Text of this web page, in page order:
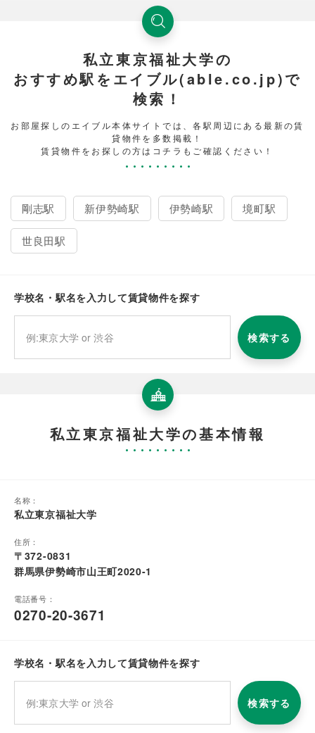
私立東京福祉大学の
おすすめ駅をエイブル(able.co.jp)で
検索！
お部屋探しのエイブル本体サイトでは、各駅周辺にある最新の賃
貸物件を多数掲載！
賃貸物件をお探しの方はコチラもご確認ください！
剛志駅 新伊勢崎駅 伊勢崎駅 境町駅
世良田駅
学校名・駅名を入力して賃貸物件を探す
検索する
私立東京福祉大学の基本情報
名称：
私立東京福祉大学
住所：
〒372-0831
群馬県伊勢崎市山王町2020-1
電話番号：
0270-20-3671
学校名・駅名を入力して賃貸物件を探す
検索する